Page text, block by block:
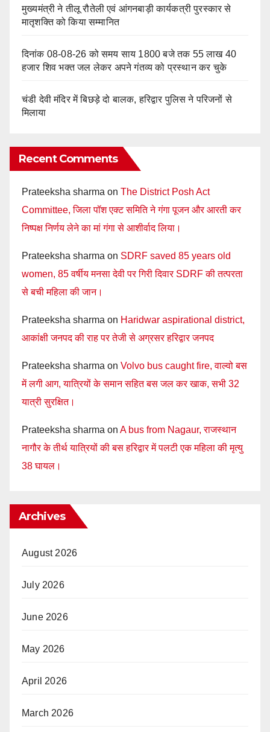
मुख्यमंत्री ने तीलू रौतेली एवं आंगनबाड़ी कार्यकत्री पुरस्कार से
मातृशक्ति को किया सम्मानित
दिनांक 08-08-26 को समय साय 1800 बजे तक 55 लाख 40
हजार शिव भक्त जल लेकर अपने गंतव्य को प्रस्थान कर चुके
चंडी देवी मंदिर में बिछड़े दो बालक, हरिद्वार पुलिस ने परिजनों से
मिलाया
Recent Comments
Prateeksha sharma on The District Posh Act
Committee, जिला पॉश एक्ट समिति ने गंगा पूजन और आरती कर
निष्पक्ष निर्णय लेने का मां गंगा से आशीर्वाद लिया।
Prateeksha sharma on SDRF saved 85 years old
women, 85 वर्षीय मनसा देवी पर गिरी दिवार SDRF की तत्परता
से बची महिला की जान।
Prateeksha sharma on Haridwar aspirational district,
आकांक्षी जनपद की राह पर तेजी से अग्रसर हरिद्वार जनपद
Prateeksha sharma on Volvo bus caught fire, वाल्वो बस
में लगी आग, यात्रियों के समान सहित बस जल कर खाक, सभी 32
यात्री सुरक्षित।
Prateeksha sharma on A bus from Nagaur, राजस्थान
नागौर के तीर्थ यात्रियों की बस हरिद्वार में पलटी एक महिला की मृत्यु
38 घायल।
Archives
August 2026
July 2026
June 2026
May 2026
April 2026
March 2026